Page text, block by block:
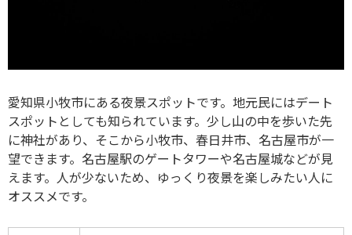
愛知県小牧市にある夜景スポットです。地元民にはデート
スポットとしても知られています。少し山の中を歩いた先
に神社があり、そこから小牧市、春日井市、名古屋市が一
望できます。名古屋駅のゲートタワーや名古屋城などが見
えます。人が少ないため、ゆっくり夜景を楽しみたい人に
オススメです。